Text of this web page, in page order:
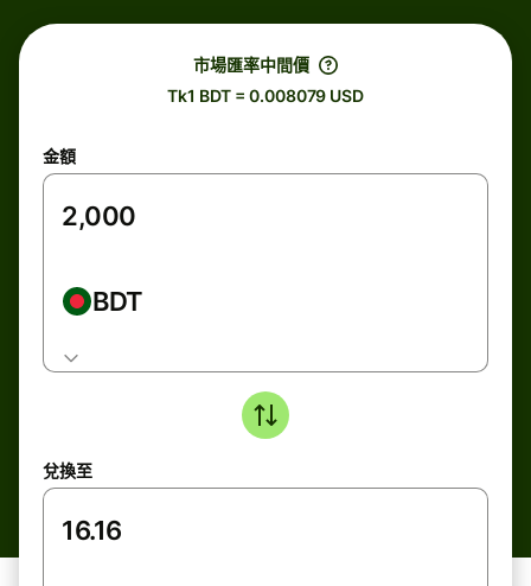
市場匯率中間價
Tk1 BDT = 0.008079 USD
金額
BDT
兌換至